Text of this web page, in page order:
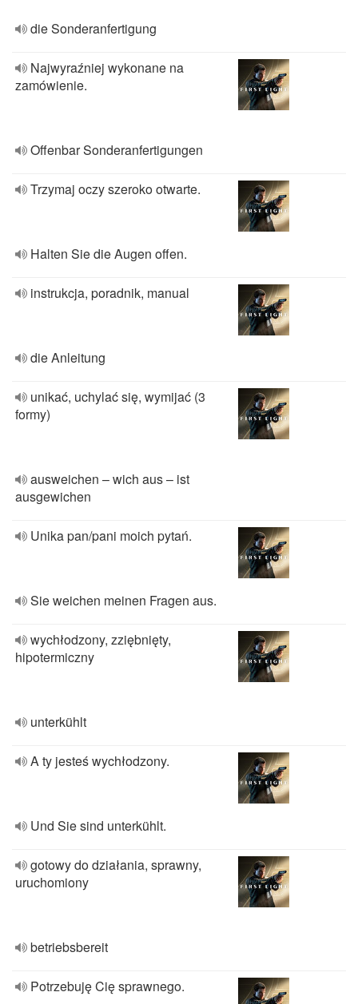
die Sonderanfertigung
Najwyraźniej wykonane na
zamówienie.
Offenbar Sonderanfertigungen
Trzymaj oczy szeroko otwarte.
Halten Sie die Augen offen.
instrukcja, poradnik, manual
die Anleitung
unikać, uchylać się, wymijać (3
formy)
ausweichen – wich aus – ist
ausgewichen
Unika pan/pani moich pytań.
Sie weichen meinen Fragen aus.
wychłodzony, zziębnięty,
hipotermiczny
unterkühlt
A ty jesteś wychłodzony.
Und Sie sind unterkühlt.
gotowy do działania, sprawny,
uruchomiony
betriebsbereit
Potrzebuję Cię sprawnego.